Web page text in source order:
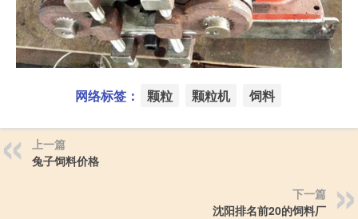
网络标签： 颗粒 颗粒机 饲料
上一篇
兔子饲料价格
下一篇
沈阳排名前20的饲料厂